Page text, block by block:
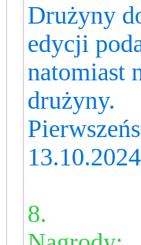
Drużyny
edycji
natomiast
drużyny.
8.